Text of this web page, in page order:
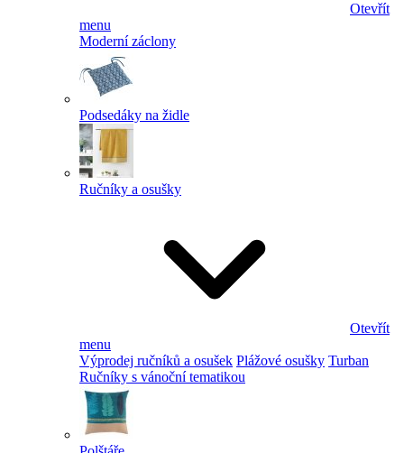
Otevřít
menu
Moderní záclony
Podsedáky na židle
Ručníky a osušky
Otevřít
menu
Výprodej ručníků a osušek Plážové osušky Turban
Ručníky s vánoční tematikou